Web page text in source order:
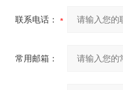
联系电话：
常用邮箱：